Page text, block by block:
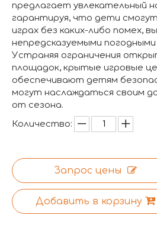
предлагает увлекательный
гарантируя, что дети
играх без каких-либо помех,
непредсказуемыми погодными
Устраняя ограничения
площадок, крытые игровые
обеспечивают детям
могут наслаждаться своим
от сезона.
Количество:
Запрос цены
Добавить в корзину